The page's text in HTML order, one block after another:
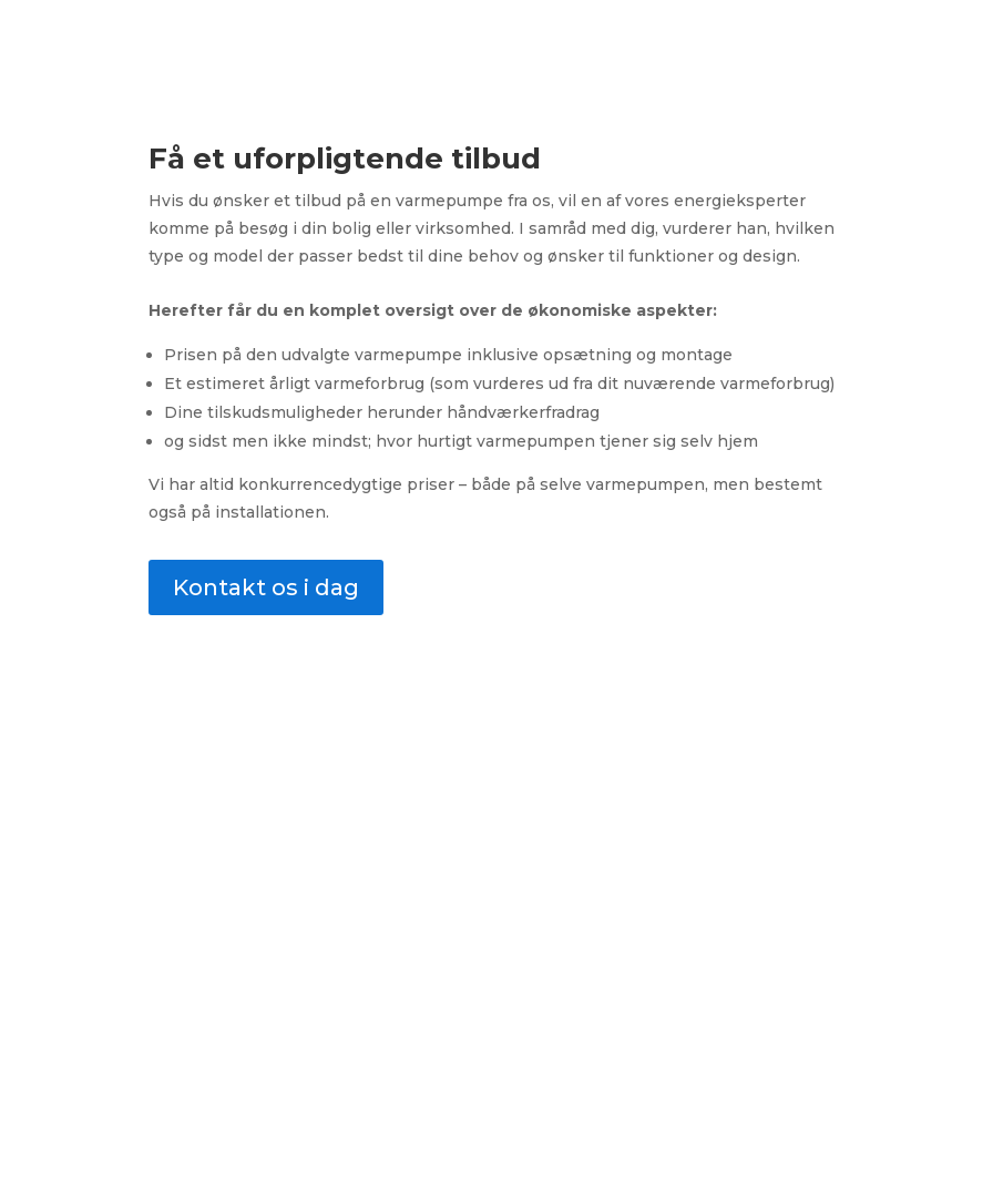
Få et uforpligtende tilbud
Hvis du ønsker et tilbud på en varmepumpe fra os, vil en af vores energieksperter
komme på besøg i din bolig eller virksomhed. I samråd med dig, vurderer han, hvilken
type og model der passer bedst til dine behov og ønsker til funktioner og design.
Herefter får du en komplet oversigt over de økonomiske aspekter:
Prisen på den udvalgte varmepumpe inklusive opsætning og montage
Et estimeret årligt varmeforbrug (som vurderes ud fra dit nuværende varmeforbrug)
Dine tilskudsmuligheder herunder håndværkerfradrag
og sidst men ikke mindst; hvor hurtigt varmepumpen tjener sig selv hjem
Vi har altid konkurrencedygtige priser – både på selve varmepumpen, men bestemt
også på installationen.
Kontakt os i dag